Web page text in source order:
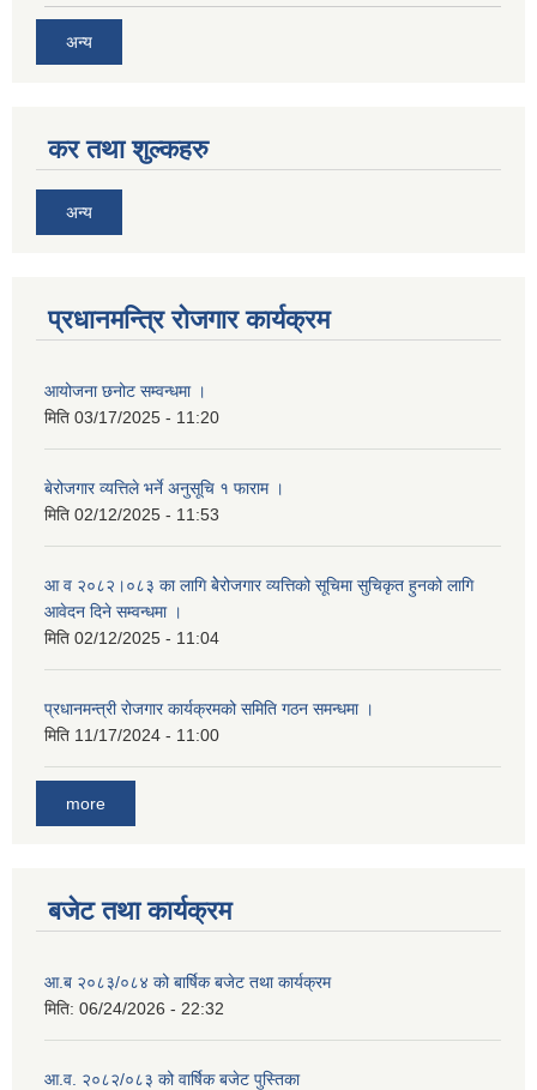
अन्य
कर तथा शुल्कहरु
अन्य
प्रधानमन्त्रि रोजगार कार्यक्रम
आयोजना छनोट सम्वन्धमा ।
मिति 03/17/2025 - 11:20
बेरोजगार व्यत्तिले भर्ने अनुसूचि १ फाराम ।
मिति 02/12/2025 - 11:53
आ व २०८२।०८३ का लागि बेेरोजगार व्यत्तिको सूचिमा सुचिकृत हुनको लागि
आवेदन दिने सम्वन्धमा ।
मिति 02/12/2025 - 11:04
प्रधानमन्त्री रोजगार कार्यक्रमको समिति गठन समन्धमा ।
मिति 11/17/2024 - 11:00
more
बजेट तथा कार्यक्रम
आ.ब २०८३/०८४ को बार्षिक बजेट तथा कार्यक्रम
मिति: 06/24/2026 - 22:32
आ.व. २०८२/०८३ को वार्षिक बजेट पुस्तिका